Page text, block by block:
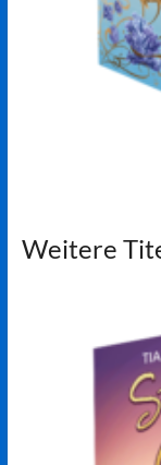
Weitere